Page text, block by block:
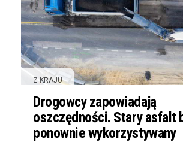
Z KRAJU
Drogowcy zapowiadają
oszczędności. Stary asfalt
ponownie wykorzystywany